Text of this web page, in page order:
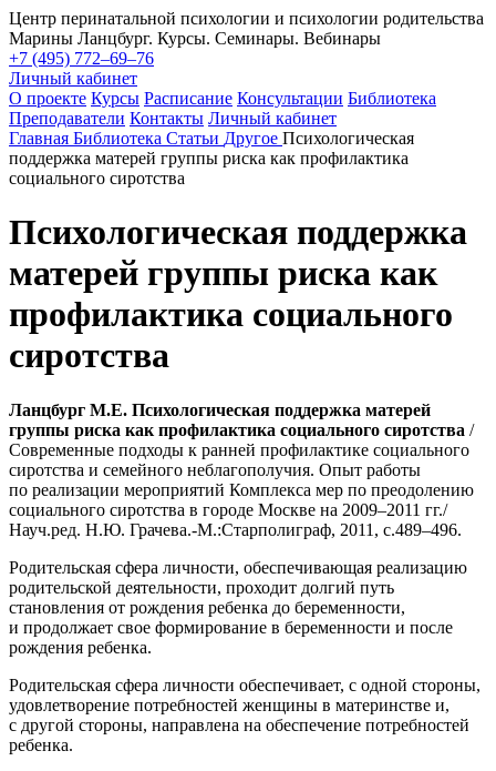
Центр перинатальной психологии и психологии родительства
Марины Ланцбург. Курсы. Семинары. Вебинары
+7 (495) 772–69–76
Личный кабинет
О проекте Курсы Расписание Консультации Библиотека
Преподаватели Контакты Личный кабинет
Главная Библиотека Статьи Другое Психологическая
поддержка матерей группы риска как профилактика
социального сиротства
Психологическая поддержка
матерей группы риска как
профилактика социального
сиротства
Ланцбург М.Е. Психологическая поддержка матерей
группы риска как профилактика социального сиротства /
Современные подходы к ранней профилактике социального
сиротства и семейного неблагополучия. Опыт работы
по реализации мероприятий Комплекса мер по преодолению
социального сиротства в городе Москве на 2009–2011 гг./
Науч.ред. Н.Ю. Грачева.-М.:Старполиграф, 2011, с.489–496.
Родительская сфера личности, обеспечивающая реализацию
родительской деятельности, проходит долгий путь
становления от рождения ребенка до беременности,
и продолжает свое формирование в беременности и после
рождения ребенка.
Родительская сфера личности обеспечивает, с одной стороны,
удовлетворение потребностей женщины в материнстве и,
с другой стороны, направлена на обеспечение потребностей
ребенка.